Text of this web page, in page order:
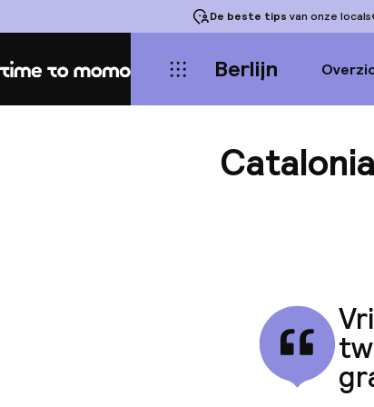
De beste tips van onze locals
Home Berlijn